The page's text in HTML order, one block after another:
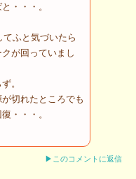
・・・。
てふと気づいたら
が回っていまし
。
切れたところでも
・・・。
▶このコメントに返信